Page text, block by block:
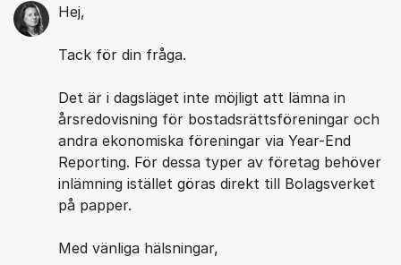
Hej,
Tack för din fråga.
Det är i dagsläget inte möjligt att lämna in
årsredovisning för bostadsrättsföreningar och
andra ekonomiska föreningar via Year-End
Reporting. För dessa typer av företag behöver
inlämning istället göras direkt till Bolagsverket
på papper.
Med vänliga hälsningar,